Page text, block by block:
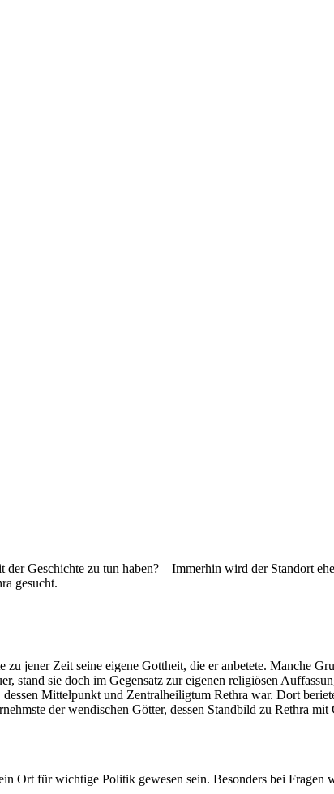
Geschichte zu tun haben? – Immerhin wird der Standort
gesucht.
jener Zeit seine eigene Gottheit, die er anbetete. Manche
stand sie doch im Gegensatz zur eigenen religiösen
Mittelpunkt und Zentralheiligtum Rethra war. Dort
der wendischen Götter, dessen Standbild zu Rethra
Ort für wichtige Politik gewesen sein. Besonders bei Fragen